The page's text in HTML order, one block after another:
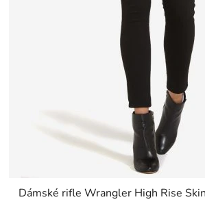
Dámské rifle Wrangler High Rise